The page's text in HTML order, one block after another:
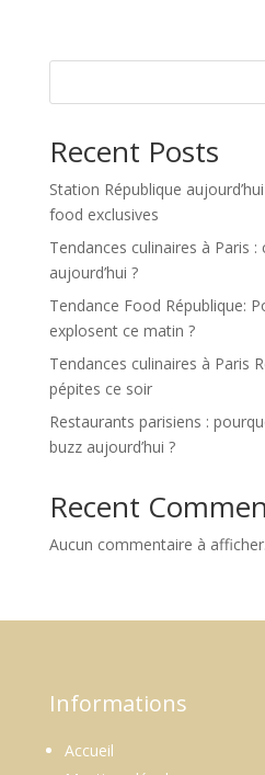
Recent Posts
Station République
food exclusives
Tendances culinaires à Paris :
aujourd’hui ?
Tendance Food République:
explosent ce matin ?
Tendances culinaires à Paris
pépites ce soir
Restaurants parisiens :
buzz aujourd’hui ?
Recent
Aucun commentaire à afficher.
Informations
Accueil